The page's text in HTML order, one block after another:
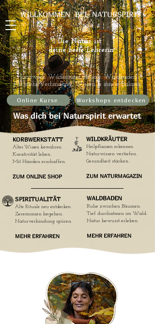
Naturspiritualität
Handwerk. Wildkräuter. Rituale. Waldbaden.
Für mehr Verbindung, Wissen & innere Balance
Online Kurse Workshops entdecken
WILLKOMMEN BEI NATURSPIRIT
Die Natur ist
deinebeste Lehrerin
KORBWERKSTATT
Altes Wissen bewahren.
Kreativität leben.​
Mit Händen erschaffen.
ZUM ONLINE SHOP
WILDKRÄUTER
Heilpflanzen erkennen.
Naturwissen vertiefen.
Gesundheit stärken.
ZUM NATURMAGAZIN
Was dich bei Naturspirit erwartet
SPIRITUALITÄT
Alte Rituale neu entdecken.
Zeremonien begehen.
Naturverbindung spüren.
MEHR ERFAHREN
WALDBADEN
Ruhe zwischen Bäumen.
Tief durchatmen im Wald.
Natur bewusst erleben.
MEHR ERFAHREN